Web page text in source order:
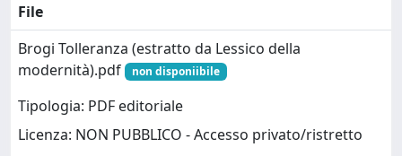
File
Brogi Tolleranza (estratto da Lessico della
modernità).pdf
non disponiibile
Tipologia: PDF editoriale
Licenza: NON PUBBLICO - Accesso privato/ristretto